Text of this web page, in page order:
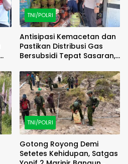
TNI/POLRI
Antisipasi Kemacetan dan
Pastikan Distribusi Gas
Bersubsidi Tepat Sasaran,
Patroli
TNI/POLRI
Gotong Royong Demi
Setetes Kehidupan, Satgas